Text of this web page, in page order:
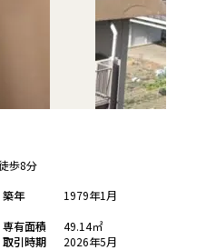
歩8分
築年
1979年1月
専有面積
49.14㎡
取引時期 2026年5月